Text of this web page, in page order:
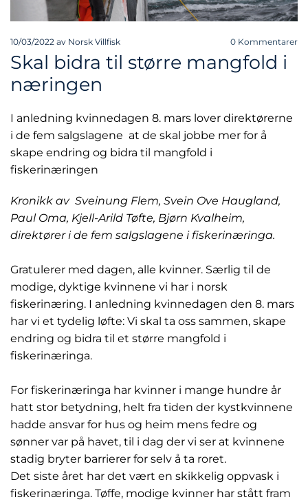
10/03/2022 av Norsk Villfisk 0 Kommentarer
Skal bidra til større mangfold i
næringen
I anledning kvinnedagen 8. mars lover direktørerne
i de fem salgslagene at de skal jobbe mer for å
skape endring og bidra til mangfold i
fiskerinæringen
Kronikk av Sveinung Flem, Svein Ove Haugland,
Paul Oma, Kjell-Arild Tøfte, Bjørn Kvalheim,
direktører i de fem salgslagene i fiskerinæringa.
Gratulerer med dagen, alle kvinner. Særlig til de
modige, dyktige kvinnene vi har i norsk
fiskerinæring. I anledning kvinnedagen den 8. mars
har vi et tydelig løfte: Vi skal ta oss sammen, skape
endring og bidra til et større mangfold i
fiskerinæringa.
For fiskerinæringa har kvinner i mange hundre år
hatt stor betydning, helt fra tiden der kystkvinnene
hadde ansvar for hus og heim mens fedre og
sønner var på havet, til i dag der vi ser at kvinnene
stadig bryter barrierer for selv å ta roret.
Det siste året har det vært en skikkelig oppvask i
fiskerinæringa. Tøffe, modige kvinner har stått fram